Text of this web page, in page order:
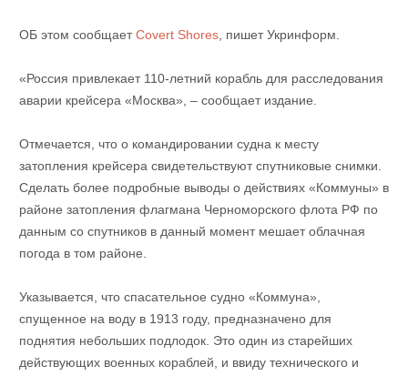
ОБ этом сообщаетCovert Shores, пишет Укринформ.
«Россия привлекает 110-летний корабль для расследования
аварии крейсера «Москва», – сообщает издание.
Отмечается, что о командировании судна к месту
затопления крейсера свидетельствуют спутниковые снимки.
Сделать более подробные выводы о действиях «Коммуны» в
районе затопления флагмана Черноморского флота РФ по
данным со спутников в данный момент мешает облачная
погода в том районе.
Указывается, что спасательное судно «Коммуна»,
спущенное на воду в 1913 году, предназначено для
поднятия небольших подлодок. Это один из старейших
действующих военных кораблей, и ввиду технического и